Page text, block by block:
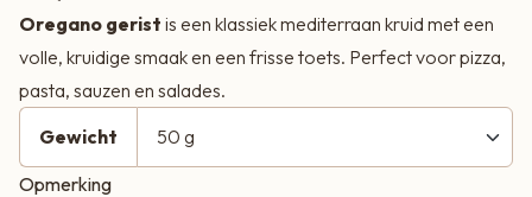
Oregano gerist is een klassiek mediterraan kruid met een
volle, kruidige smaak en een frisse toets. Perfect voor pizza,
pasta, sauzen en salades.
Gewicht
Opmerking